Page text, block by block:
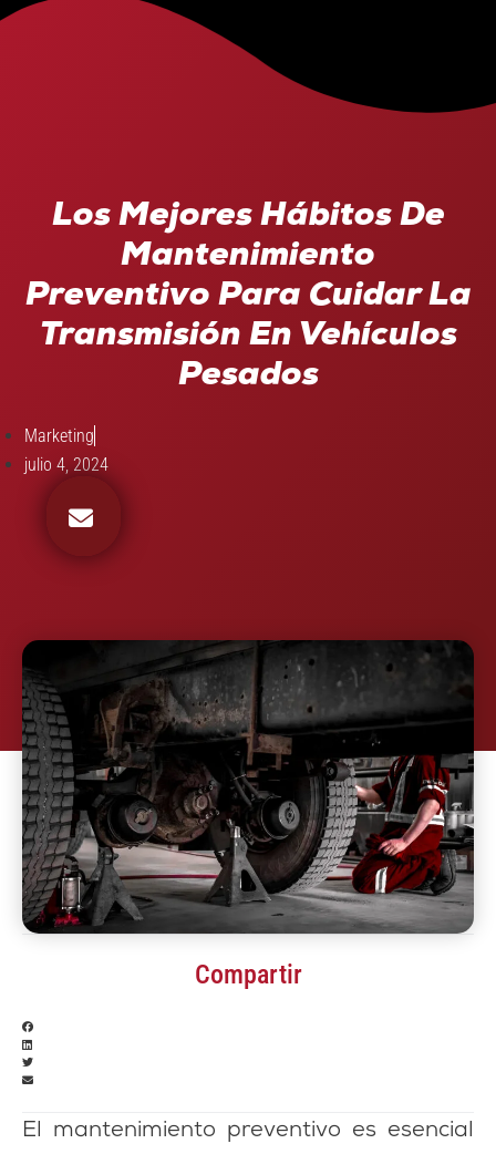
Los Mejores Hábitos De
Mantenimiento
Preventivo Para Cuidar La
Transmisión En Vehículos
Pesados
Marketing
julio 4, 2024
Compartir
El mantenimiento preventivo es esencial